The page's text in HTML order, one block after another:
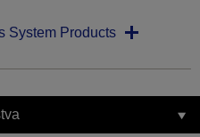
System Products